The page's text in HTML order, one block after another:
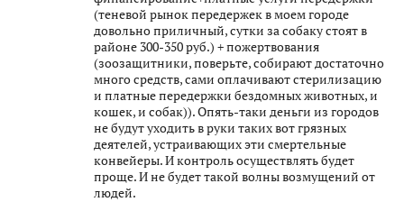
(теневой рынок передержек в моем городе
довольно приличный, сутки за собаку стоят в
районе 300-350 руб.) + пожертвования
(зоозащитники, поверьте, собирают достаточно
много средств, сами оплачивают стерилизацию
и платные передержки бездомных животных, и
кошек, и собак)). Опять-таки деньги из городов
не будут уходить в руки таких вот грязных
деятелей, устраивающих эти смертельные
конвейеры. И контроль осуществлять будет
проще. И не будет такой волны возмущений от
людей.